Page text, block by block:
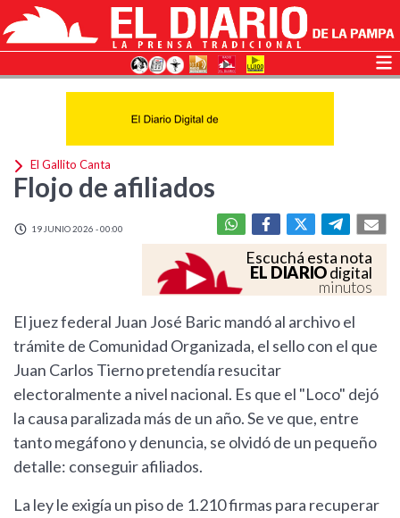
El Gallito Canta
Flojo de afiliados
19 JUNIO 2026 - 00:00
Escuchá esta nota
EL DIARIOdigital
minutos
El juez federal Juan José Baric mandó al archivo el
trámite de Comunidad Organizada, el sello con el que
Juan Carlos Tierno pretendía resucitar
electoralmente a nivel nacional. Es que el "Loco" dejó
la causa paralizada más de un año. Se ve que, entre
tanto megáfono y denuncia, se olvidó de un pequeño
detalle: conseguir afiliados.
La ley le exigía un piso de 1.210 firmas para recuperar